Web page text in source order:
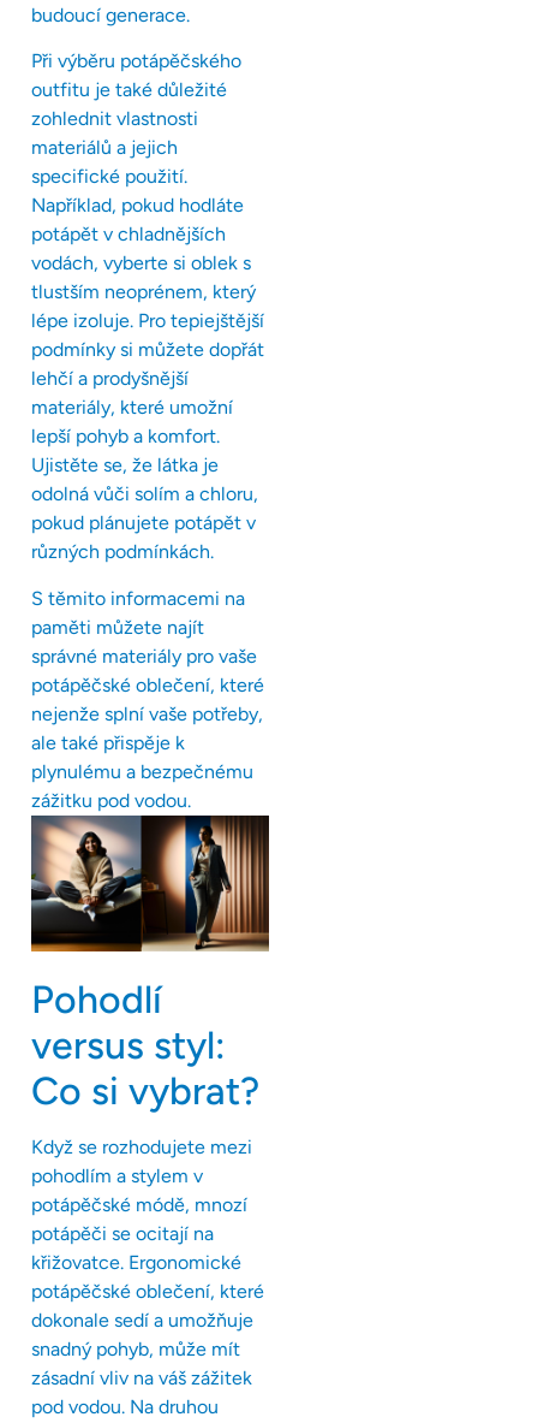
budoucí generace.
Při výběru potápěčského
outfitu je také důležité
zohlednit vlastnosti
materiálů a jejich
specifické použití.
Například, pokud hodláte
potápět v chladnějších
vodách, vyberte si oblek s
tlustším neoprénem, který
lépe izoluje. Pro tepiejštější
podmínky si můžete dopřát
lehčí a prodyšnější
materiály, které umožní
lepší pohyb a komfort.
Ujistěte se, že látka je
odolná vůči solím a chloru,
pokud plánujete potápět v
různých podmínkách.
S těmito informacemi na
paměti můžete najít
správné materiály pro vaše
potápěčské oblečení, které
nejenže splní vaše potřeby,
ale také přispěje k
plynulému a bezpečnému
zážitku pod vodou.
Pohodlí
versus styl:
Co si vybrat?
Když se rozhodujete mezi
pohodlím a stylem v
potápěčské módě, mnozí
potápěči se ocitají na
křižovatce. Ergonomické
potápěčské oblečení, které
dokonale sedí a umožňuje
snadný pohyb, může mít
zásadní vliv na váš zážitek
pod vodou. Na druhou